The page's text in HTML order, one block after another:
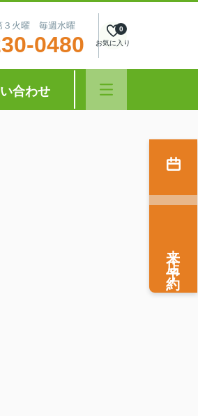
３火曜 毎週水曜
0480 お気に入り
0
合わせ
来店予約